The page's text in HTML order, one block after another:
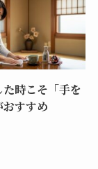
時こそ「手を
すすめ